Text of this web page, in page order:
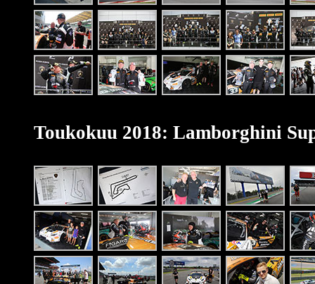
Toukokuu 2018: Lamborghini